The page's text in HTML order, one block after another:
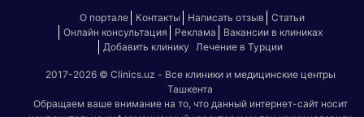
О портале Контакты Написать отзыв
Статьи
Онлайн консультация
Реклама
Вакансии в клиниках
Добавить клинику
Лечение в Турции
2017-2026 © Clinics.uz - Все клиники и медицинские центры
Ташкента
Обращаем ваше внимание на то, что данный интернет-сайт носит